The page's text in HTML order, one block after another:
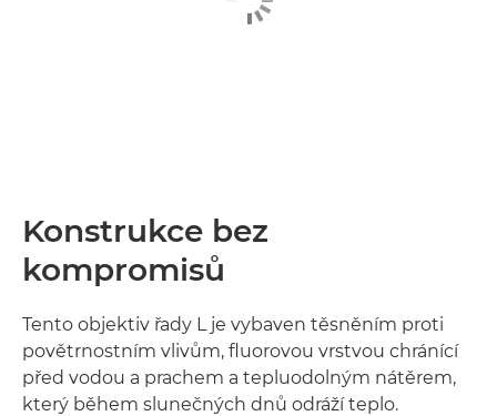
Konstrukce bez
kompromisů
Tento objektiv řady L je vybaven těsněním proti
povětrnostním vlivům, fluorovou vrstvou chránící
před vodou a prachem a tepluodolným nátěrem,
který během slunečných dnů odráží teplo.